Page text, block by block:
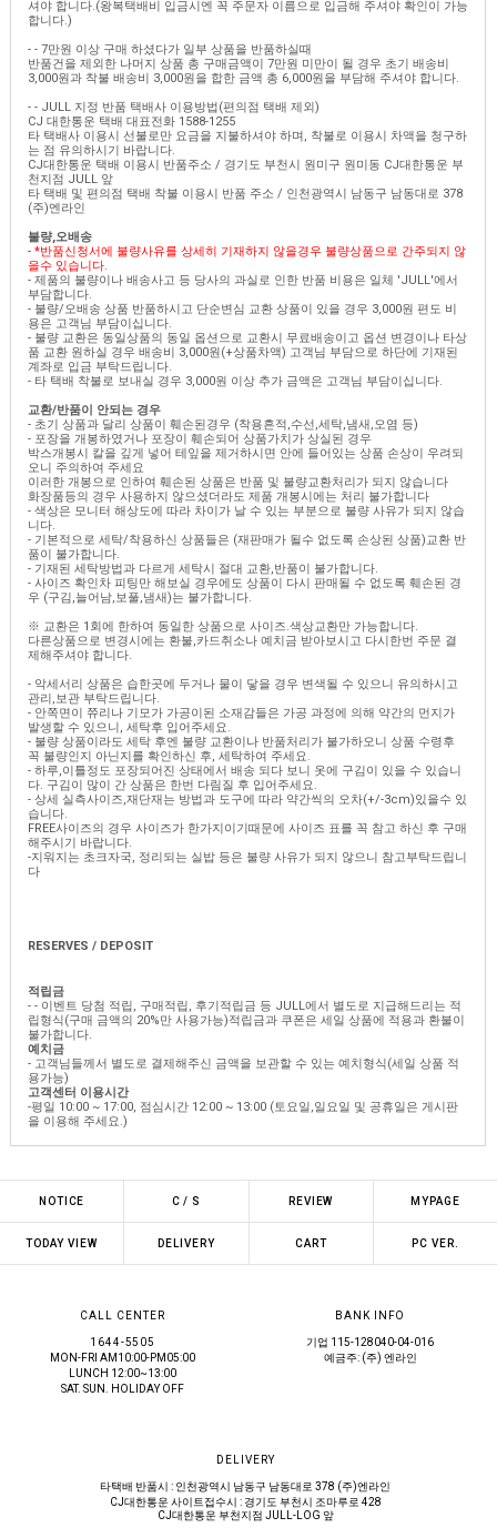
셔야 합니다.(왕복택배비 입금시엔 꼭 주문자 이름으로 입금해 주셔야 확인이 가능
합니다.)
- - 7만원 이상 구매 하셨다가 일부 상품을 반품하실때
반품건을 제외한 나머지 상품 총 구매금액이 7만원 미만이 될 경우 초기 배송비
3,000원과 착불 배송비 3,000원을 합한 금액 총 6,000원을 부담해 주셔야 합니다.
- - JULL 지정 반품 택배사 이용방법(편의점 택배 제외)
CJ 대한통운 택배 대표전화 1588-1255
타 택배사 이용시 선불로만 요금을 지불하셔야 하며, 착불로 이용시 차액을 청구하
는 점 유의하시기 바랍니다.
CJ대한통운 택배 이용시 반품주소 / 경기도 부천시 원미구 원미동 CJ대한통운 부
천지점 JULL 앞
타 택배 및 편의점 택배 착불 이용시 반품 주소 / 인천광역시 남동구 남동대로 378
(주)엔라인
불량,오배송
- *반품신청서에 불량사유를 상세히 기재하지 않을경우 불량상품으로 간주되지 않
을수 있습니다.
- 제품의 불량이나 배송사고 등 당사의 과실로 인한 반품 비용은 일체 'JULL'에서
부담합니다.
- 불량/오배송 상품 반품하시고 단순변심 교환 상품이 있을 경우 3,000원 편도 비
용은 고객님 부담이십니다.
- 불량 교환은 동일상품의 동일 옵션으로 교환시 무료배송이고 옵션 변경이나 타상
품 교환 원하실 경우 배송비 3,000원(+상품차액) 고객님 부담으로 하단에 기재된
계좌로 입금 부탁드립니다.
- 타 택배 착불로 보내실 경우 3,000원 이상 추가 금액은 고객님 부담이십니다.
교환/반품이 안되는 경우
- 초기 상품과 달리 상품이 훼손된경우 (착용흔적,수선,세탁,냄새,오염 등)
- 포장을 개봉하였거나 포장이 훼손되어 상품가치가 상실된 경우
박스개봉시 칼을 깊게 넣어 테잎을 제거하시면 안에 들어있는 상품 손상이 우려되
오니 주의하여 주세요
이러한 개봉으로 인하여 훼손된 상품은 반품 및 불량교환처리가 되지 않습니다
화장품등의 경우 사용하지 않으셨더라도 제품 개봉시에는 처리 불가합니다
- 색상은 모니터 해상도에 따라 차이가 날 수 있는 부분으로 불량 사유가 되지 않습
니다.
- 기본적으로 세탁/착용하신 상품들은 (재판매가 될수 없도록 손상된 상품)교환 반
품이 불가합니다.
- 기재된 세탁방법과 다르게 세탁시 절대 교환,반품이 불가합니다.
- 사이즈 확인차 피팅만 해보실 경우에도 상품이 다시 판매될 수 없도록 훼손된 경
우 (구김,늘어남,보풀,냄새)는 불가합니다.
※ 교환은 1회에 한하여 동일한 상품으로 사이즈.색상교환만 가능합니다.
다른상품으로 변경시에는 환불,카드취소나 예치금 받아보시고 다시한번 주문 결
제해주셔야 합니다.
- 악세서리 상품은 습한곳에 두거나 물이 닿을 경우 변색될 수 있으니 유의하시고
관리,보관 부탁드립니다.
- 안쪽면이 쮸리나 기모가 가공이된 소재감들은 가공 과정에 의해 약간의 먼지가
발생할 수 있으니, 세탁후 입어주세요.
- 불량 상품이라도 세탁 후엔 불량 교환이나 반품처리가 불가하오니 상품 수령후
꼭 불량인지 아닌지를 확인하신 후, 세탁하여 주세요.
- 하루,이틀정도 포장되어진 상태에서 배송 되다 보니 옷에 구김이 있을 수 있습니
다. 구김이 많이 간 상품은 한번 다림질 후 입어주세요.
- 상세 실측사이즈,재단재는 방법과 도구에 따라 약간씩의 오차(+/-3cm)있을수 있
습니다.
FREE사이즈의 경우 사이즈가 한가지이기때문에 사이즈 표를 꼭 참고 하신 후 구매
해주시기 바랍니다.
-지워지는 초크자국, 정리되는 실밥 등은 불량 사유가 되지 않으니 참고부탁드립니
다
RESERVES / DEPOSIT
적립금
- - 이벤트 당첨 적립, 구매적립, 후기적립금 등 JULL에서 별도로 지급해드리는 적
립형식(구매 금액의 20%만 사용가능)적립금과 쿠폰은 세일 상품에 적용과 환불이
불가합니다.
예치금
- 고객님들께서 별도로 결제해주신 금액을 보관할 수 있는 예치형식(세일 상품 적
용가능)
고객센터 이용시간
-평일 10:00 ~ 17:00, 점심시간 12:00 ~ 13:00 (토요일,일요일 및 공휴일은 게시판
을 이용해 주세요.)
NOTICE C / S REVIEW MYPAGE
TODAY VIEW DELIVERY CART PC VER.
CALL CENTER
1644-5505
MON-FRI AM10:00-PM05:00
LUNCH 12:00~13:00
SAT. SUN. HOLIDAY OFF
BANK INFO
기업 115-128040-04-016
예금주: (주) 엔라인
DELIVERY
타택배 반품시 : 인천광역시 남동구 남동대로 378 (주)엔라인
CJ대한통운 사이트접수시 : 경기도 부천시 조마루로 428
CJ대한통운 부천지점 JULL-LOG 앞